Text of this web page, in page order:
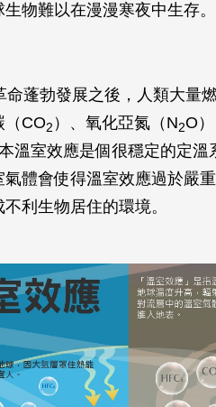
物難以在漫漫寒夜中生存。
命蓬勃發展之後，人類大量
（CO2 ）、氧化亞氮（N2O
溫室效應是個很穩定的定
氣體會使得溫室效應過於嚴
利生物居住的環境。